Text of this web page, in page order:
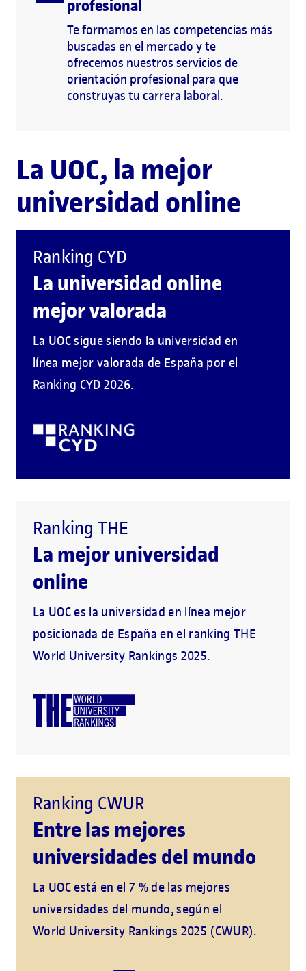
profesional
Te formamos en las competencias más
buscadas en el mercado y te
ofrecemos nuestros servicios de
orientación profesional para que
construyas tu carrera laboral.
La UOC, la mejor
universidad online
Ranking CYD
La universidad online
mejor valorada
La UOC sigue siendo la universidad en
línea mejor valorada de España por el
Ranking CYD 2026.
Ranking THE
La mejor universidad
online
La UOC es la universidad en línea mejor
posicionada de España en el ranking THE
World University Rankings 2025.
Ranking CWUR
Entre las mejores
universidades del mundo
La UOC está en el 7 % de las mejores
universidades del mundo, según el
World University Rankings 2025 (CWUR).